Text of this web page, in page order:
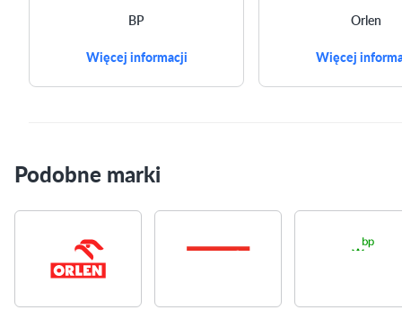
BP
Więcej informacji
Orlen
Więcej
Podobne marki